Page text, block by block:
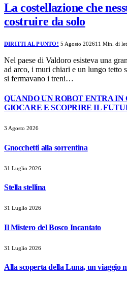
La costellazione che
costruire da solo
DIRITTI AL PUNTO! 5 Agosto 202611 Min. di
Nel paese di Valdoro esisteva una
ad arco, i muri chiari e un lungo tetto
si fermavano i treni…
QUANDO UN ROBOT ENTRA
GIOCARE E SCOPRIRE IL
3 Agosto 2026
Gnocchetti alla sorrentina
31 Luglio 2026
Stella stellina
31 Luglio 2026
Il Mistero del Bosco Incantato
31 Luglio 2026
Alla scoperta della Luna, un viaggio